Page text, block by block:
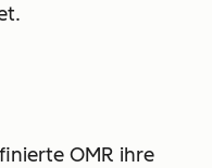
OMR ihre